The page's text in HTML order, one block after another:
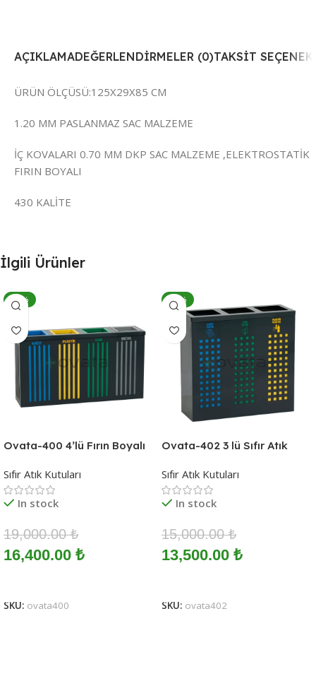
AÇIKLAMADEĞERLENDIRMELER (0)TAKSIT
ÜRÜN ÖLÇÜSÜ:125X29X85 CM
1.20 MM PASLANMAZ SAC MALZEME
İÇ KOVALARI 0.70 MM DKP SAC MALZEME ,ELEKTROSTATİK
FIRIN BOYALI
430 KALİTE
İlgili Ürünler
-14%
Ovata-400 4’lü Fırın Boyalı
Sıfır Atık Kutuları
In stock
19,000.00₺
16,400.00 ₺
SKU: ovata400
-10%
Ovata-402 3 lü Sıfır Atık
Sıfır Atık Kutuları
In stock
15,000.00₺
13,500.00 ₺
SKU: ovata402